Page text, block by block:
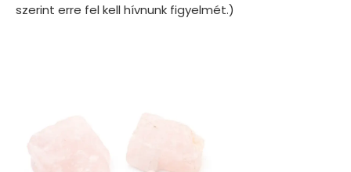
szerint erre fel kell hívnunk figyelmét.)